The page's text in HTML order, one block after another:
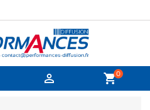
 shopping_cart0